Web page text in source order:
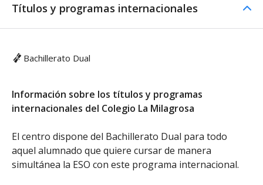
Títulos y programas internacionales
Bachillerato Dual
Información sobre los títulos y programas
internacionales del Colegio La Milagrosa
El centro dispone del Bachillerato Dual para todo
aquel alumnado que quiere cursar de manera
simultánea la ESO con este programa internacional.